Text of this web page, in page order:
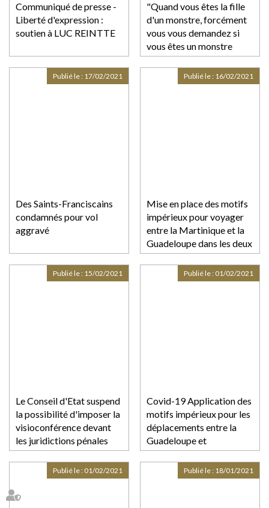
Communiqué de presse -
Liberté d'expression :
soutien à LUC REINTTE
"Quand vous êtes la fille
d'un monstre, forcément
vous vous demandez si
vous êtes un monstre
vous-même". Audrey
Pulvar revient sur les
actes d'inceste commis
Des Saints-Franciscains
condamnés pour vol
aggravé
Publié le : 17/02/2021
Mise en place des motifs
impérieux pour voyager
entre la Martinique et la
Guadeloupe dans les deux
sens, dès le 16 février
Publié le : 16/02/2021
Le Conseil d'Etat suspend
la possibilité d'imposer la
visioconférence devant
les juridictions pénales
Publié le : 15/02/2021
Covid-19 Application des
motifs impérieux pour les
déplacements entre la
Guadeloupe et
l’Hexagone à compter de
ce dimanche 31 janvier
Publié le : 01/02/2021
Publié le : 01/02/2021 Publié le : 18/01/2021